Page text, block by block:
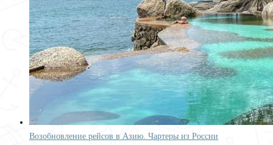
Возобновление рейсов в Азию. Чартеры из России